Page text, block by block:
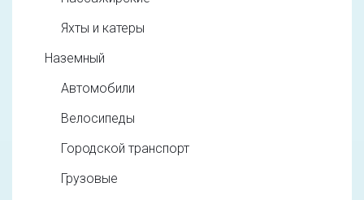
Яхты и катеры
Наземный
Автомобили
Велосипеды
Городской транспорт
Грузовые